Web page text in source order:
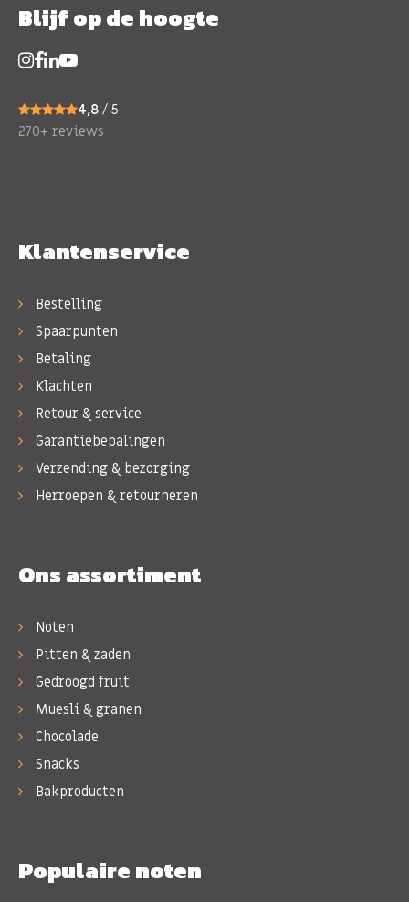
Blijf op de hoogte
4,8 / 5
270+ reviews
Klantenservice
Bestelling
Spaarpunten
Betaling
Klachten
Retour & service
Garantiebepalingen
Verzending & bezorging
Herroepen & retourneren
Ons assortiment
Noten
Pitten & zaden
Gedroogd fruit
Muesli & granen
Chocolade
Snacks
Bakproducten
Populaire noten